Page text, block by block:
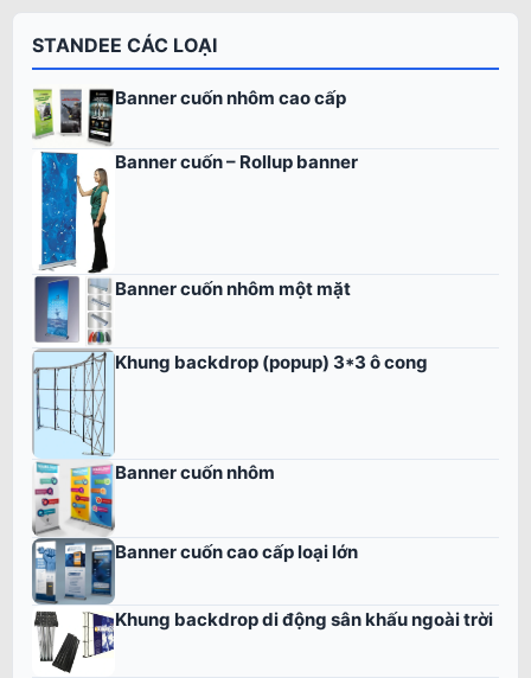
STANDEE CÁC LOẠI
Banner cuốn nhôm cao cấp
Banner cuốn – Rollup banner
Banner cuốn nhôm một mặt
Khung backdrop (popup) 3*3 ô cong
Banner cuốn nhôm
Banner cuốn cao cấp loại lớn
Khung backdrop di động sân khấu ngoài trời